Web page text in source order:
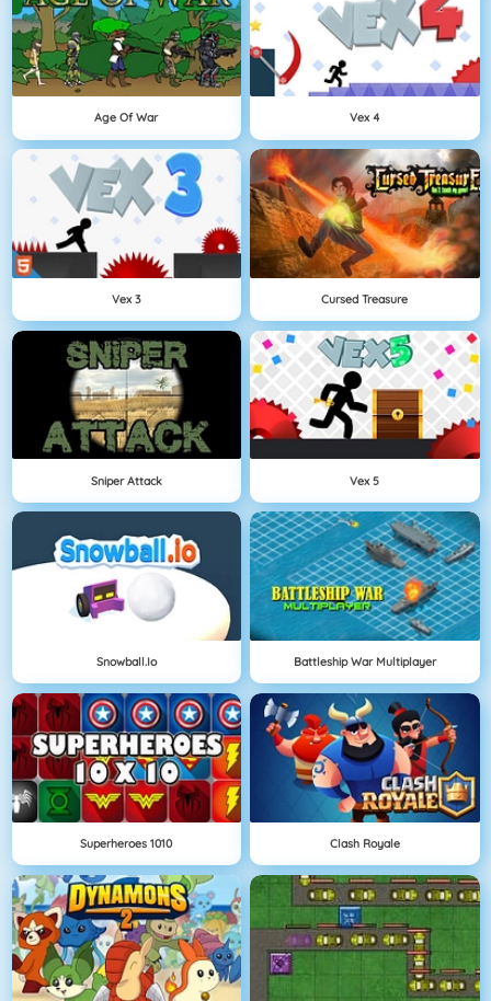
Age Of War Vex 4
Vex 3 Cursed Treasure
Sniper Attack Vex 5
Snowball.io Battleship War Multiplayer
Superheroes 1010 Clash Royale